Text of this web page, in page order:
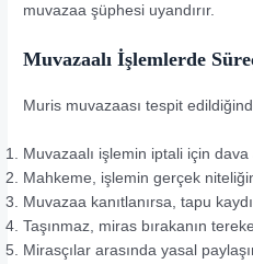
muvazaa şüphesi uyandırır.
Muvazaalı İşlemlerde
Muris muvazaası tespit
Muvazaalı işlemin iptali için dava
Mahkeme, işlemin gerçek
Muvazaa kanıtlanırsa, tapu
Taşınmaz, miras bırakanın
Mirasçılar arasında yasal